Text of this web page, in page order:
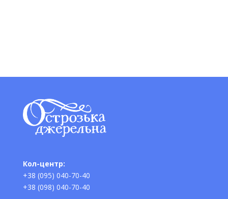
Кол-центр:
+38 (095) 040-70-40
+38 (098) 040-70-40